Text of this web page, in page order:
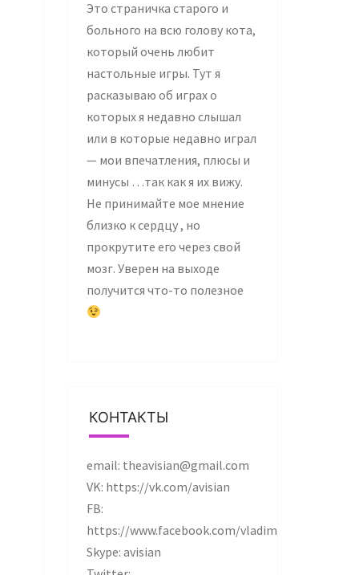
Это страничка старого и
больного на всю голову кота,
который очень любит
настольные игры. Тут я
расказываю об играх о
которых я недавно слышал
или в которые недавно играл
— мои впечатления, плюсы и
минусы …так как я их вижу.
Не принимайте мое мнение
близко к сердцу , но
прокрутите его через свой
мозг. Уверен на выходе
получится что-то полезное
КОНТАКТЫ
email: theavisian@gmail.com
VK: https://vk.com/avisian
FB:
https://www.facebook.com/vladimir.krylov.37
Skype: avisian